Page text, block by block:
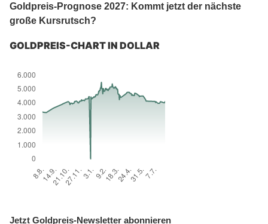
Goldpreis-Prognose 2027: Kommt jetzt der nächste
große Kursrutsch?
GOLDPREIS-CHART IN DOLLAR
Jetzt Goldpreis-Newsletter abonnieren